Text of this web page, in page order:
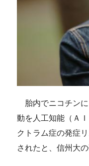
胎内でニコチン
動を人工知能（Ａ
クトラム症の発症
されたと、信州大